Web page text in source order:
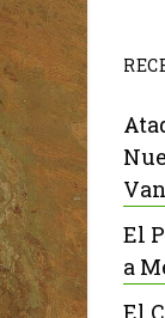
El
a
El